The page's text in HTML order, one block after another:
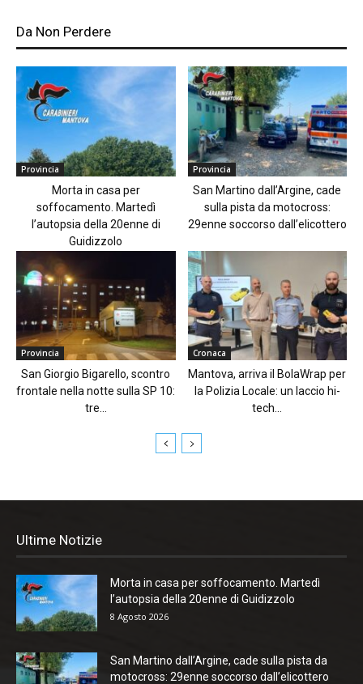
Da Non Perdere
Provincia
Morta in casa per
soffocamento. Martedì
l’autopsia della 20enne di
Guidizzolo
Provincia
San Martino dall’Argine, cade
sulla pista da motocross:
29enne soccorso dall’elicottero
Provincia
San Giorgio Bigarello, scontro
frontale nella notte sulla SP 10:
tre...
Cronaca
Mantova, arriva il BolaWrap per
la Polizia Locale: un laccio hi-
tech...
Ultime Notizie
Morta in casa per soffocamento. Martedì
l’autopsia della 20enne di Guidizzolo
8 Agosto 2026
San Martino dall’Argine, cade sulla pista da
motocross: 29enne soccorso dall’elicottero